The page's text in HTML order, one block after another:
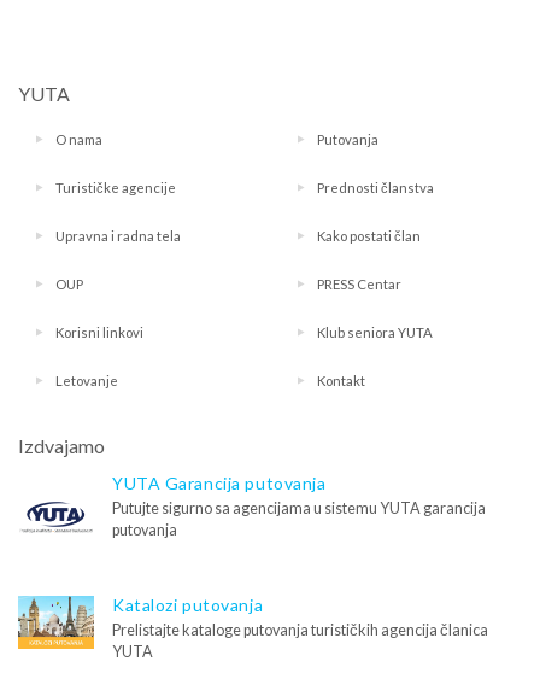
YUTA
O nama Putovanja
Turističke agencije Prednosti članstva
Upravna i radna tela Kako postati član
OUP PRESS Centar
Korisni linkovi Klub seniora YUTA
Letovanje Kontakt
Izdvajamo
YUTA Garancija putovanja
Putujte sigurno sa agencijama u sistemu YUTA garancija
putovanja
Katalozi putovanja
Prelistajte kataloge putovanja turističkih agencija članica
YUTA